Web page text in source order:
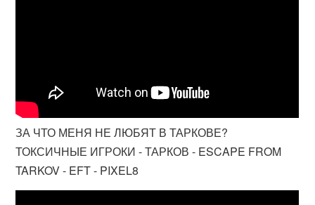
ЗА ЧТО МЕНЯ НЕ ЛЮБЯТ В ТАРКОВЕ?
ТОКСИЧНЫЕ ИГРОКИ - ТАРКОВ - ESCAPE FROM
TARKOV - EFT - PIXEL8